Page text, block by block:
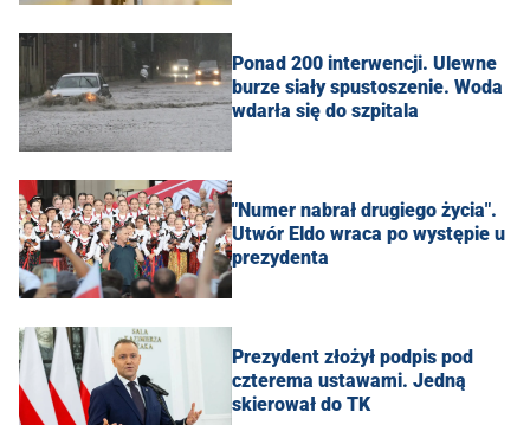
Ponad 200 interwencji. Ulewne
burze siały spustoszenie. Woda
wdarła się do szpitala
"Numer nabrał drugiego życia".
Utwór Eldo wraca po występie u
prezydenta
Prezydent złożył podpis pod
czterema ustawami. Jedną
skierował do TK